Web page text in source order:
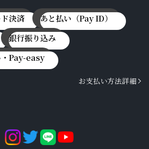
決済
あと払い（Pay ID）
銀行振り込み
Pay-easy
お支払い方法詳細